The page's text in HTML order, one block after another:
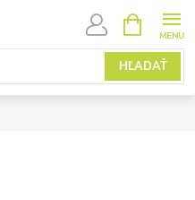
HĽADAŤ
KOŠÍK